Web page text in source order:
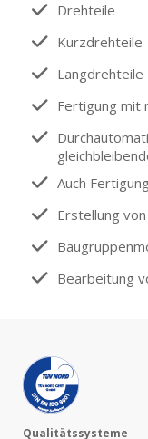
Drehteile
Kurzdrehteile
Langdrehteile
Fertigung mit
Auch
Erstellung
Bearbeitung
Qualitätssysteme